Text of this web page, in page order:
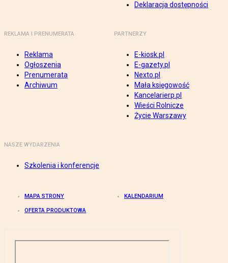
Deklaracja dostępności
REKLAMA I PRENUMERATA
Reklama
Ogłoszenia
Prenumerata
Archiwum
PARTNERZY
E-kiosk.pl
E-gazety.pl
Nexto.pl
Mała księgowość
Kancelarierp.pl
Wieści Rolnicze
Życie Warszawy
NASZE WYDARZENIA
Szkolenia i konferencje
MAPA STRONY KALENDARIUM
OFERTA PRODUKTOWA